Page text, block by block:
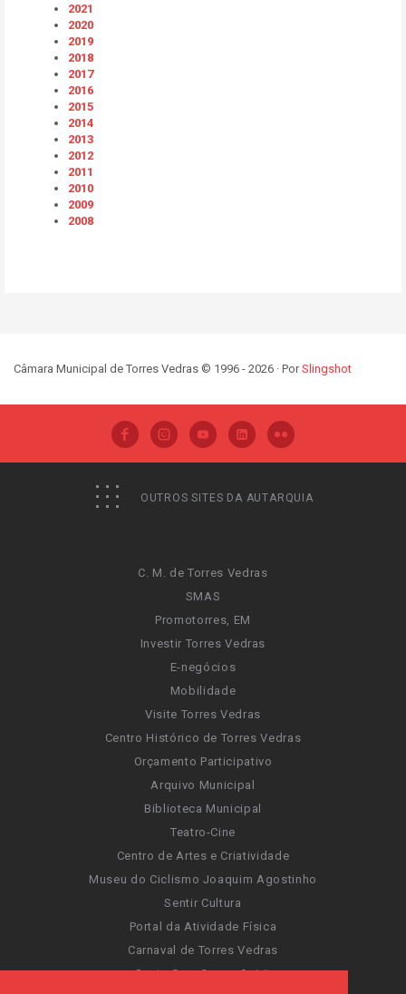
2021
2020
2019
2018
2017
2016
2015
2014
2013
2012
2011
2010
2009
2008
Câmara Municipal de Torres Vedras © 1996 - 2026 · PorSlingshot
OUTROS SITES DA AUTARQUIA
C. M. de Torres Vedras
SMAS
Promotorres, EM
Investir Torres Vedras
E-negócios
Mobilidade
Visite Torres Vedras
Centro Histórico de Torres Vedras
Orçamento Participativo
Arquivo Municipal
Biblioteca Municipal
Teatro-Cine
Centro de Artes e Criatividade
Museu do Ciclismo Joaquim Agostinho
Sentir Cultura
Portal da Atividade Física
Carnaval de Torres Vedras
Santa Cruz Ocean Spirit